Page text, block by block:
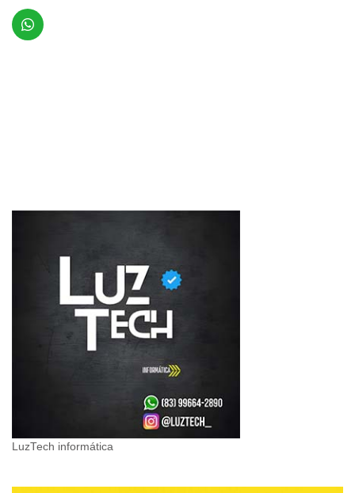
LuzTech informática